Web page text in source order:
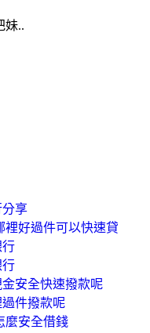
妹..
分享
裡好過件可以快速貸
行
行
安全快速撥款呢
件撥款呢
麼安全借錢